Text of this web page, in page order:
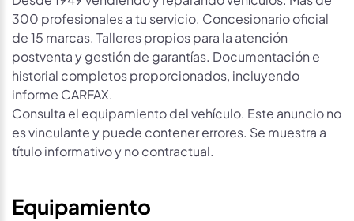
300 profesionales a tu servicio. Concesionario oficial
de 15 marcas. Talleres propios para la atención
postventa y gestión de garantías. Documentación e
historial completos proporcionados, incluyendo
informe CARFAX.
Consulta el equipamiento del vehículo. Este anuncio no
es vinculante y puede contener errores. Se muestra a
título informativo y no contractual.
Equipamiento